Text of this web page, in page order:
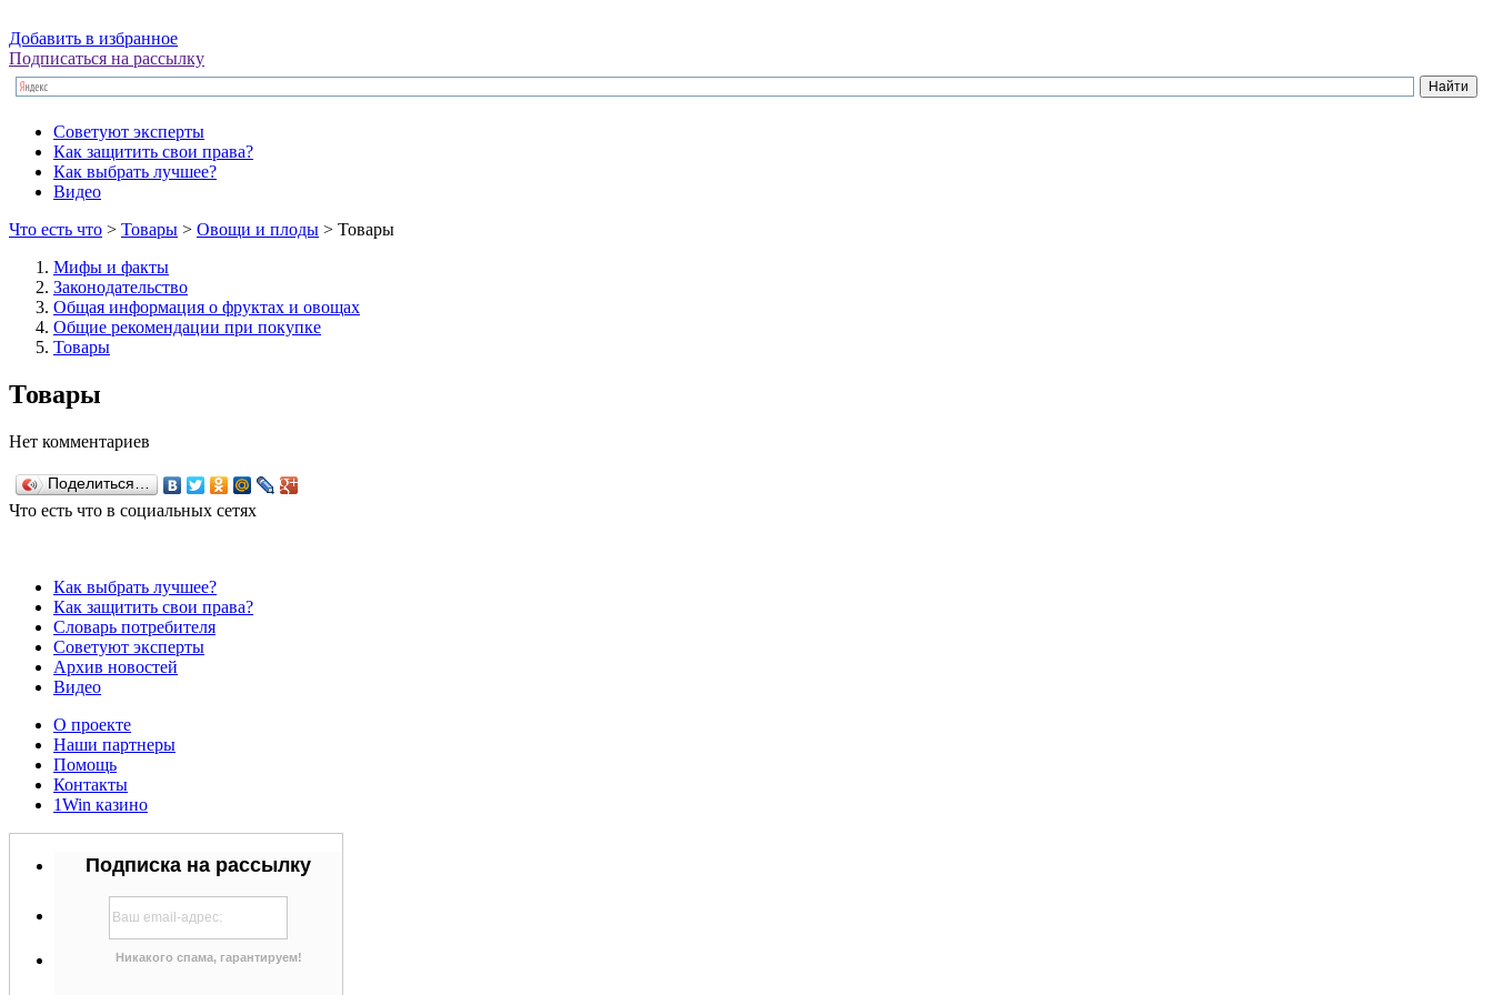
Добавить в избранное
Подписаться на рассылку
Советуют эксперты
Как защитить свои права?
Как выбрать лучшее?
Видео
Что есть что > Товары > Овощи и плоды > Товары
Мифы и факты
Законодательство
Общая информация о фруктах и овощах
Общие рекомендации при покупке
Товары
Товары
Нет комментариев
Поделиться…
Что есть что в социальных сетях
Как выбрать лучшее?
Как защитить свои права?
Словарь потребителя
Советуют эксперты
Архив новостей
Видео
О проекте
Наши партнеры
Помощь
Контакты
1Win казино
Подписка на рассылку
Никакого спама, гарантируем!